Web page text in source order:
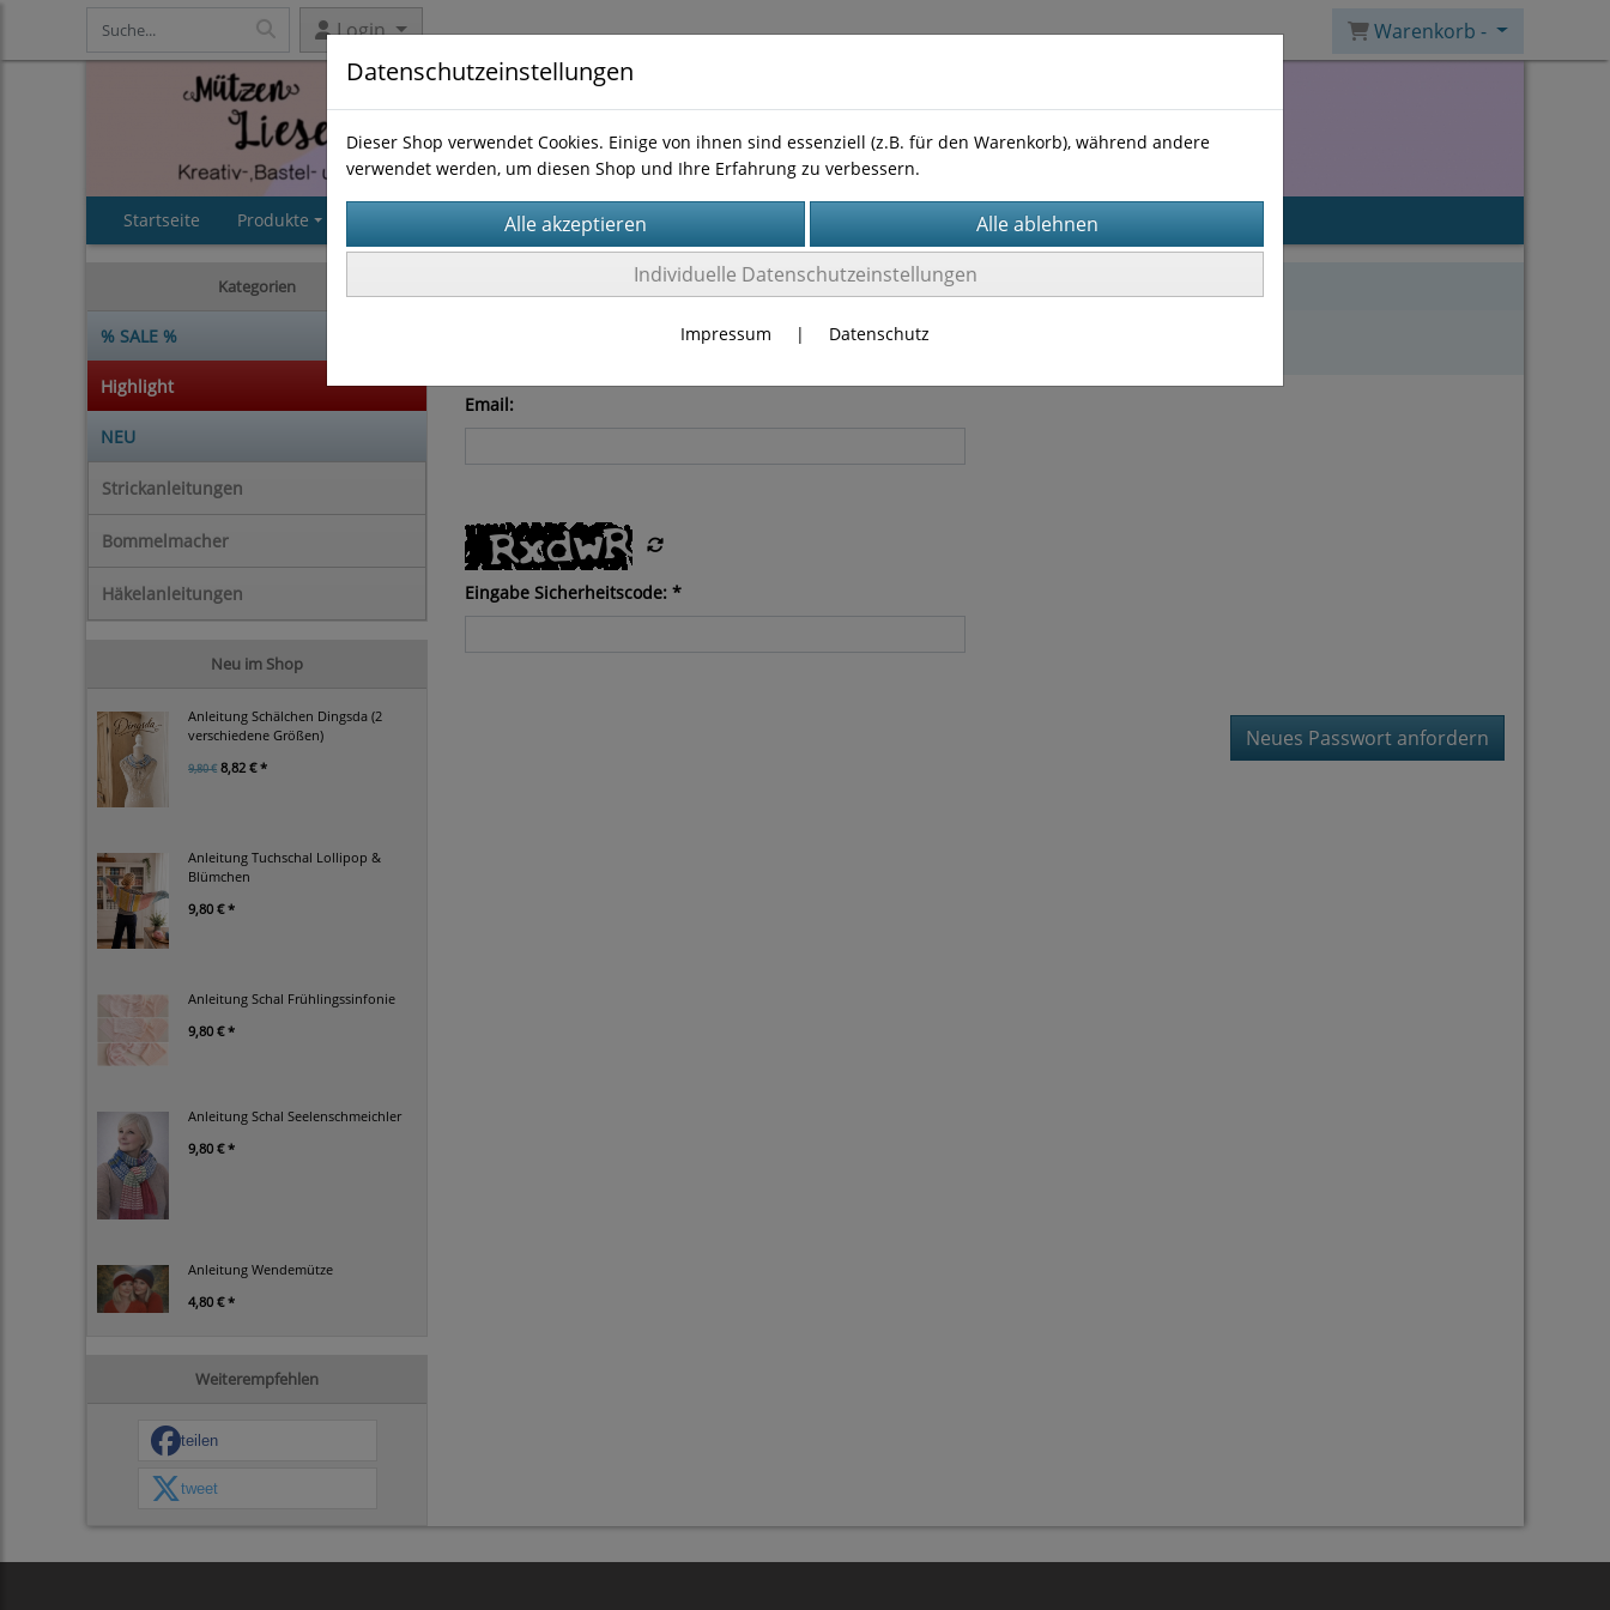
Login Warenkorb -
Startseite Produkte Impressum Kontakt
Kategorien
% SALE %
Highlight
NEU
Strickanleitungen
Bommelmacher
Häkelanleitungen
Neu im Shop
Anleitung Schälchen Dingsda (2
verschiedene Größen)
9,80 € 8,82 € *
Anleitung Tuchschal Lollipop &
Blümchen
9,80 € *
Anleitung Schal Frühlingssinfonie
9,80 € *
Anleitung Schal Seelenschmeichler
9,80 € *
Anleitung Wendemütze
4,80 € *
Weiterempfehlen
teilen
tweet
Neues Passwort anfordern:
Email:
Eingabe Sicherheitscode: *
Neues Passwort anfordern
Datenschutzeinstellungen
Dieser Shop verwendet Cookies. Einige von ihnen sind essenziell (z.B. für den Warenkorb), während andere
verwendet werden, um diesen Shop und Ihre Erfahrung zu verbessern.
Individuelle Datenschutzeinstellungen
Impressum | Datenschutz